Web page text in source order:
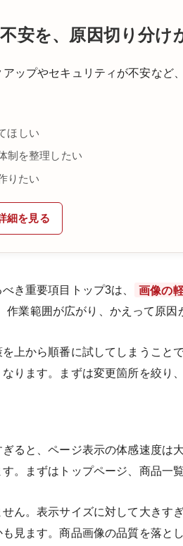
安を、原因切り分け
ップやセキュリティが不安な
ほしい
制を整理したい
りたい
細を見る
き重要項目トップ3は、
画像の
業範囲が広がり、かえって原因
上から順番に試してしまうこ
ります。まずは変更箇所を絞り
ると、ページ表示の体感速度
。まずはトップページ、商品一
ん。表示サイズに対して大き
見ます。商品画像の品質を落